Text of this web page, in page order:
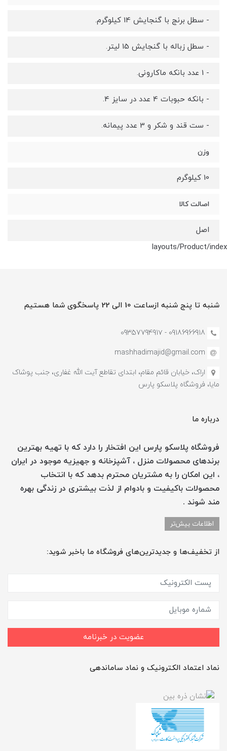
- سطل برنج با گنجایش 14 کیلوگرم.
- سطل زباله با گنجایش 15 لیتر.
- 1 عدد بانکه ماکارونی.
- بانکه حبوبات 4 عدد در سایز 4.
- ست قند و شکر و 3 عدد پیمانه.
وزن
10 کیلوگرم
اصالت کالا
اصل
layouts/Product/index
شنبه تا پنج شنبه ازساعت 10 الی 22 پاسخگوی شما هستیم
09186966918 - 0935779491۷
mashhadimajid@gmail.com
اراک، خیابان قائم مقام، ابتدای تقاطع آیت الله غفاری، جنب پوشاک
مایا، فروشگاه پلاسکو پارس
درباره ما
فروشگاه پلاسکو پارس این افتخار را دارد که با تهیه بهترین
برندهای محصولات منزل ، آشپزخانه و جهیزیه موجود در ایران
، این امکان را به مشتریان محترم بدهد که با انتخاب
محصولات باکیفیت و بادوام از لذت بیشتری در زندگی بهره
مند شوند .
اطلاعات بیش‌تر
از تخفیف‌ها و جدیدترین‌های فروشگاه ما باخبر شوید:
عضویت در خبرنامه
نماد اعتماد الکترونیک و نماد ساماندهی